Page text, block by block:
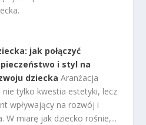
jak połączyć
i styl na
dziecka Aranżacja
tylko kwestia estetyki, lecz
wpływający na rozwój i
W miarę jak dziecko rośnie,...